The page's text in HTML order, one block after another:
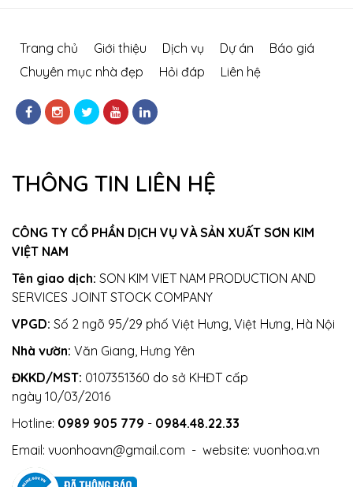
Trang chủ Giới thiệu Dịch vụ Dự án
Báo giá
Chuyên mục nhà đẹp
Hỏi đáp Liên hệ
THÔNG TIN LIÊN HỆ
CÔNG TY CỔ PHẦN DỊCH VỤ VÀ SẢN XUẤT SƠN KIM
VIỆT NAM
Tên giao dịch: SON KIM VIET NAM PRODUCTION AND
SERVICES JOINT STOCK COMPANY
VPGD: Số 2 ngõ 95/29 phố Việt Hưng, Việt Hưng, Hà Nội
Nhà vườn: Văn Giang, Hưng Yên
ĐKKD/MST: 0107351360 do sở KHĐT cấp
ngày 10/03/2016
Hotline: 0989 905 779 - 0984.48.22.33
Email: vuonhoavn@gmail.com - website: vuonhoa.vn